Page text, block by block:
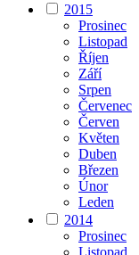
2015
Prosinec
Listopad
Říjen
Září
Srpen
Červenec
Červen
Květen
Duben
Březen
Únor
Leden
2014
Prosinec
Listopad